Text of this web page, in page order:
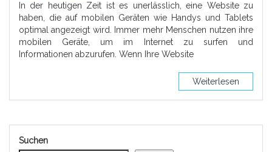
In der heutigen Zeit ist es unerlässlich, eine Website zu
haben, die auf mobilen Geräten wie Handys und Tablets
optimal angezeigt wird. Immer mehr Menschen nutzen ihre
mobilen Geräte, um im Internet zu surfen und
Informationen abzurufen. Wenn Ihre Website
Weiterlesen
Suchen